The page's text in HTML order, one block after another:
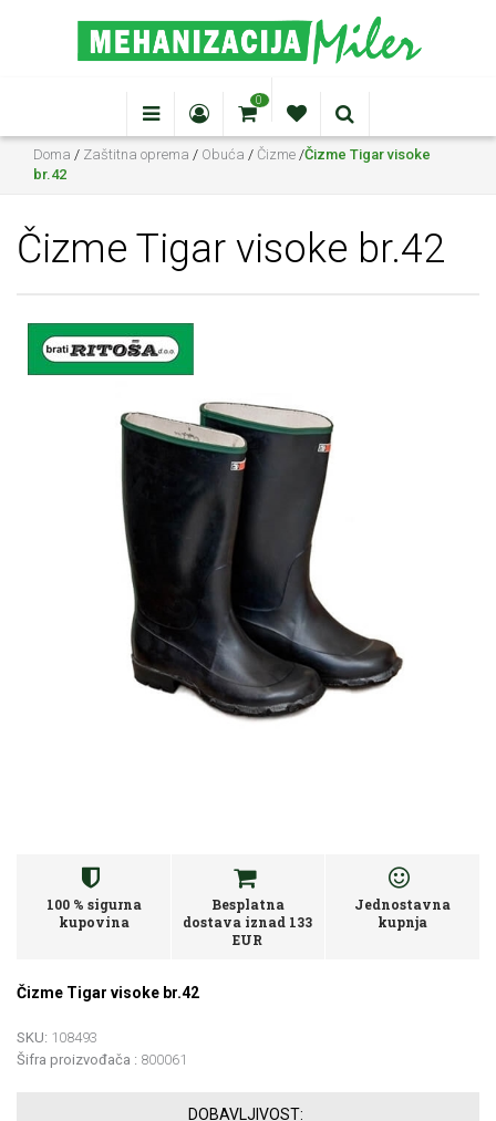
0
Doma / Zaštitna oprema / Obuća / Čizme /Čizme Tigar visoke
br.42
Čizme Tigar visoke br.42
100 % sigurna
kupovina
Besplatna
dostava iznad 133
EUR
Jednostavna
kupnja
Čizme Tigar visoke br.42
SKU: 108493
Šifra proizvođača : 800061
DOBAVLJIVOST: